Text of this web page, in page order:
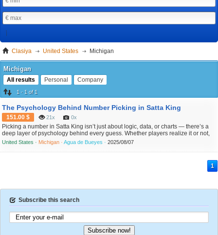
Clasiya United States Michigan
Michigan
All results Personal Company
1 - 1 of 1
The Psychology Behind Number Picking in Satta King
151.00 $ 21x 0x
Picking a number in Satta King isn’t just about logic, data, or charts — there’s a
deep layer of psychology behind every guess. Whether players realize it or not,
their minds are constantly influenced by habits, emotions, personal beliefs, and
even social pressure. Understanding the psychology behind number picking can
help you identify bad pattern...
United States · Michigan ·Agua de Bueyes ·2025/08/07
1
Subscribe this search
Subscribe now!